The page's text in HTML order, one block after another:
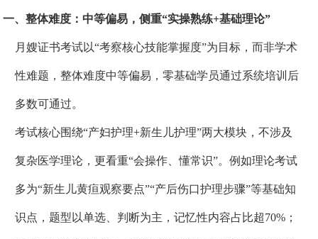
一、整体难度：中等偏易，侧重“实操熟练+基础理论”
月嫂证书考试以“考察核心技能掌握度”为目标，而非学术
性难题，整体难度中等偏易，零基础学员通过系统培训后
多数可通过。
考试核心围绕“产妇护理+新生儿护理”两大模块，不涉及
复杂医学理论，更看重“会操作、懂常识”。例如理论考试
多为“新生儿黄疸观察要点”“产后伤口护理步骤”等基础知
识点，题型以单选、判断为主，记忆性内容占比超70%；